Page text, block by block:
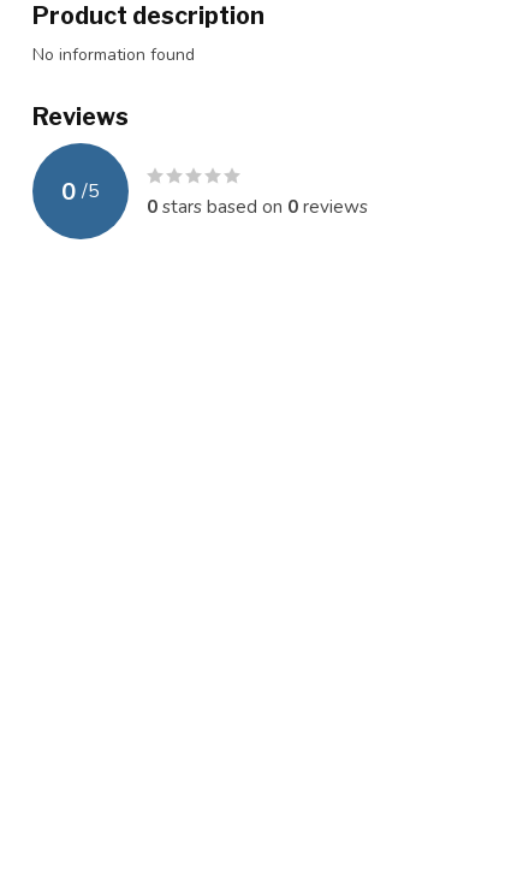
Product description
No information found
Reviews
0 /5
0stars based on 0reviews